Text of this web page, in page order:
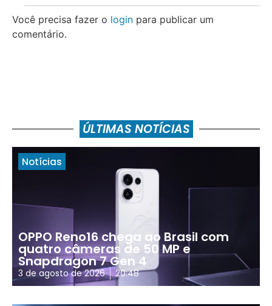
Você precisa fazer o login para publicar um
comentário.
ÚLTIMAS NOTÍCIAS
Notícias
OPPO Reno16 chega ao Brasil com
quatro câmeras de 50 MP e
Snapdragon 7 Gen 4
3 de agosto de 2026 20:48